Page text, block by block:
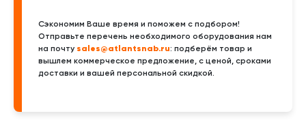
Сэкономим Ваше время и поможем с подбором!
Отправьте перечень необходимого оборудования нам
на почту sales@atlantsnab.ru: подберём товар и
вышлем коммерческое предложение, с ценой, сроками
доставки и вашей персональной скидкой.